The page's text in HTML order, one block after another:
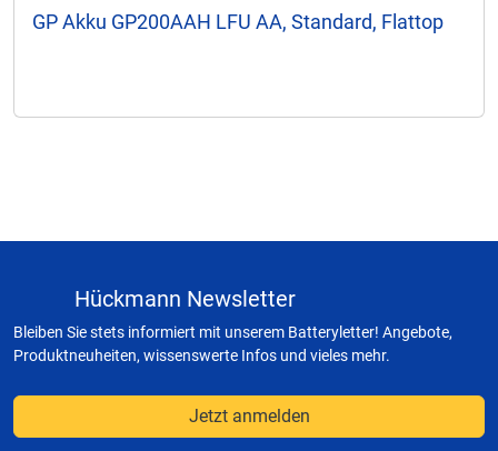
GP Akku GP200AAH LFU AA, Standard, Flattop
Hückmann Newsletter
Bleiben Sie stets informiert mit unserem Batteryletter! Angebote,
Produktneuheiten, wissenswerte Infos und vieles mehr.
Jetzt anmelden